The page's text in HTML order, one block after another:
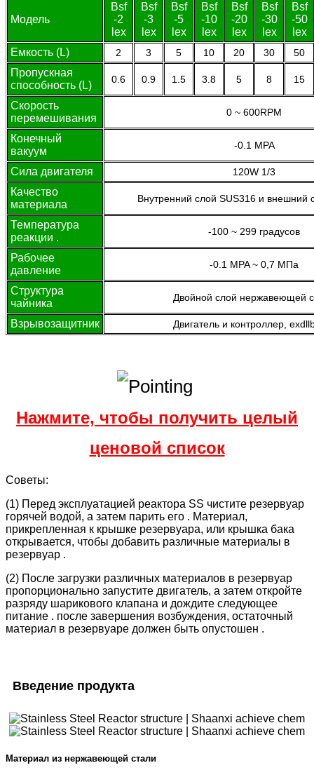
Модель
Bsf
-2
lex
Bsf
-3
lex
Bsf
-5
lex
Bsf
-10
lex
Bsf
-20
lex
Bsf
-30
lex
Bsf
-50
lex
Емкость (L)
2 3 5 10 20 30 50
Пропускная
способность (L)
0.6 0.9 1.5 3.8 5 8 15
Скорость
перемешивания
0 ~ 600RPM
Конечный
вакуум
-0.1 MPA
Сила двигателя 120W 1/3
Качество
материала
Внутренний слой SUS316 и внешний
Температура
реакции .
-100 ~ 299 градусов
Рабочее
давление
-0.1 MPA ~ 0,7 МПа
Структура
чайника
Двойной слой нержавеющей
Взрывозащитник Двигатель и контроллер,
Нажмите, чтобы получить целый
ценовой список
Советы:
(1) Перед эксплуатацией реактора SS чистите резервуар
горячей водой, а затем парить его . Материал,
прикрепленная к крышке резервуара, или крышка бака
открывается, чтобы добавить различные материалы в
резервуар .
(2) После загрузки различных материалов в резервуар
пропорционально запустите двигатель, а затем откройте
разряду шарикового клапана и дождите следующее
питание . после завершения возбуждения, остаточный
материал в резервуаре должен быть опустошен .
Введение продукта
Материал из нержавеющей стали